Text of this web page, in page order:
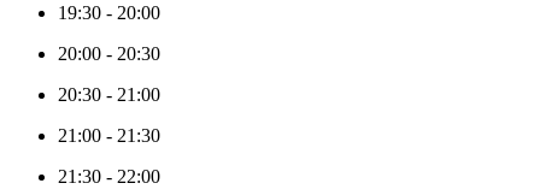
19:30 - 20:00
20:00 - 20:30
20:30 - 21:00
21:00 - 21:30
21:30 - 22:00